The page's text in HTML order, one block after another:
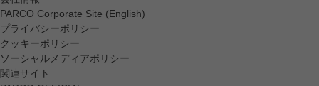
PARCO Corporate Site (English)
プライバシーポリシー
クッキーポリシー
ソーシャルメディアポリシー
関連サイト